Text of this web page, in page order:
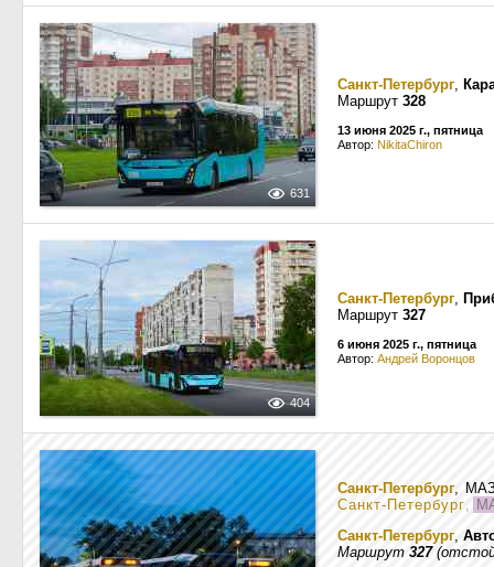
631
Санкт-Петербург,
Маршрут 328
13 июня 2025 г., пятница
Автор: NikitaChiron
404
Санкт-Петербург,
Маршрут 327
6 июня 2025 г., пятница
Автор: Андрей Воронцов
Санкт-Петербург,
Санкт-Петербург,
Санкт-Петербург,
Маршрут 327